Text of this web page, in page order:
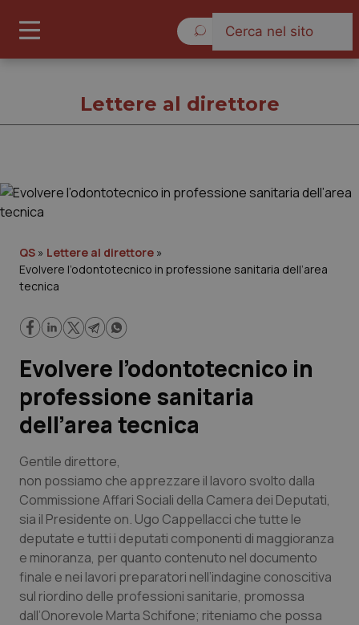
Governo e Parlamento
Regioni e Asl
Lavoro e Professioni
Scienza e Farmaci
Studi e Analisi
Lettere al direttore
Edizioni Regionali
QS Pro
Professionisti Sanitari.AI
Lettere al direttore
QS » Lettere al direttore »
Evolvere l’odontotecnico in professione sanitaria dell’area
tecnica
Evolvere l’odontotecnico in
professione sanitaria
dell’area tecnica
Gentile direttore,
non possiamo che apprezzare il lavoro svolto dalla
Commissione Affari Sociali della Camera dei Deputati,
sia il Presidente on. Ugo Cappellacci che tutte le
deputate e tutti i deputati componenti di maggioranza
e minoranza, per quanto contenuto nel documento
finale e nei lavori preparatori nell’indagine conoscitiva
sul riordino delle professioni sanitarie, promossa
dall’Onorevole Marta Schifone; riteniamo che possa